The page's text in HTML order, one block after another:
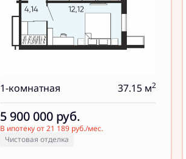
1-комнатная 37.15 м2
5 900 000 руб.
В ипотеку от 21 189 руб./мес.
Чистовая отделка